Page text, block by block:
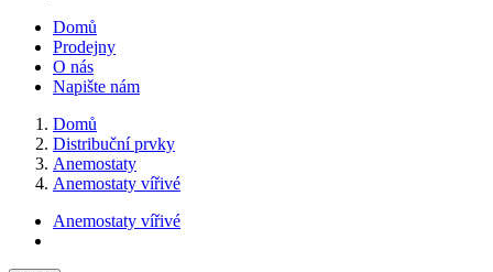
Domů
Prodejny
O nás
Napište nám
Domů
Distribuční prvky
Anemostaty
Anemostaty vířivé
Anemostaty vířivé